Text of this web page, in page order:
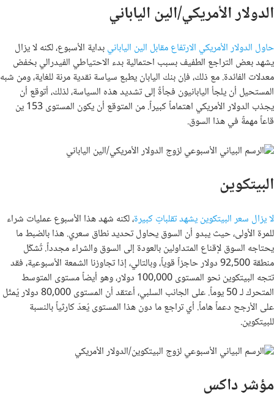
الدولار الأمريكي/الين الياباني
حاول الدولار الأمريكي الارتفاع مقابل الين اليابانيبداية الأسبوع، لكنه لا يزال
يشهد بعض التراجع الطفيف بسبب احتمالية بدء الاحتياطي الفيدرالي بخفض
معدلات الفائدة. مع ذلك، فإن بنك اليابان يطبع سياسة نقدية مرنة للغاية، ومن شبه
المستحيل أن يلجأ اليابانيون فجأةً إلى تشديد هذه السياسة، لذلك، أتوقع أن
يجذب الدولار الأمريكي اهتماماً كبيراً. من المتوقع أن يكون المستوى 153 ين
قاعاً مهمةً في هذا السوق.
البيتكوين
لا يزال سعر البيتكوين يشهد تقلباتٍ كبيرة، لكنه شهد هذا الأسبوع عمليات شراء
للمرة الأولى، حيث يبدو أن السوق يحاول تحديد نطاق سعري. هذا بالضبط ما
يحتاجه السوق لإقناع المتداولين بالعودة إلى السوق والشراء مجدداً. تُشكّل
منطقة 92,500 دولار حاجزاً قوياً، وبالتالي، إذا تجاوزنا الشمعة الأسبوعية، فقد
تتجه البيتكوين نحو المستوى 100,000 دولار، وهو أيضاً مستوى المتوسط ​​
المتحرك لـ 50 يوماً. على الجانب السلبي، أعتقد أن المستوى 80,000 دولار يُمثّل
على الأرجح دعماً هاماً. أي تراجع ما دون هذا المستوى يُعدّ كارثياً بالنسبة
للبيتكوين.
مؤشر داكس